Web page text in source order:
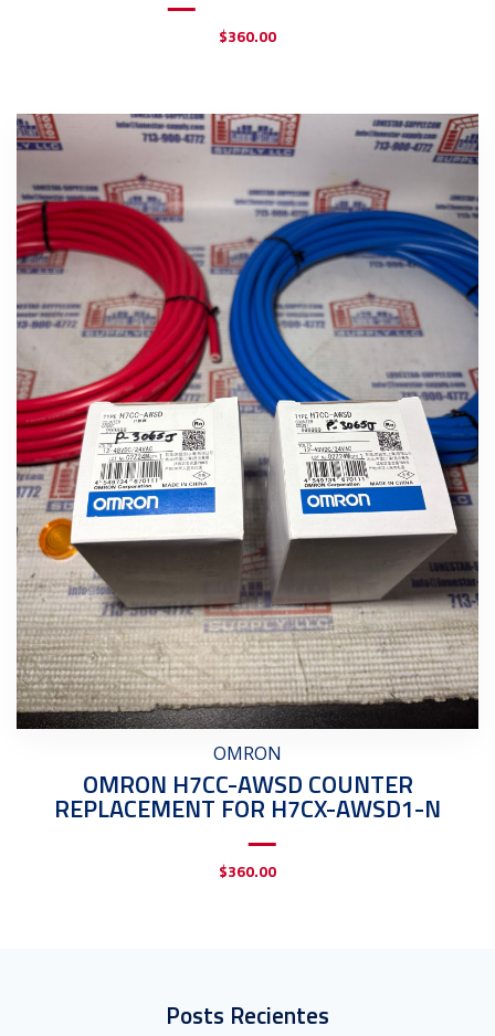
$360.00
OMRON
OMRON H7CC-AWSD COUNTER
REPLACEMENT FOR H7CX-AWSD1-N
$360.00
Posts Recientes